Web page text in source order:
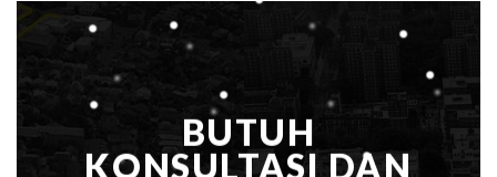
Elevasi,
&
Rekomendasi
Konstruksi
BUTUH
KONSULTASI DAN